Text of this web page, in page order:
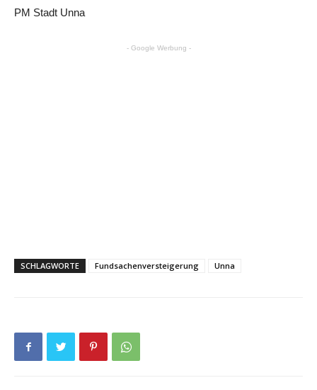
PM Stadt Unna
- Google Werbung -
SCHLAGWORTE Fundsachenversteigerung Unna